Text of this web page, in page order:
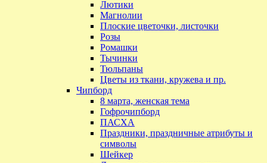
Лютики
Магнолии
Плоские цветочки, листочки
Розы
Ромашки
Тычинки
Тюльпаны
Цветы из ткани, кружева и пр.
Чипборд
8 марта, женская тема
Гофрочипборд
ПАСХА
Праздники, праздничные атрибуты и
символы
Шейкер